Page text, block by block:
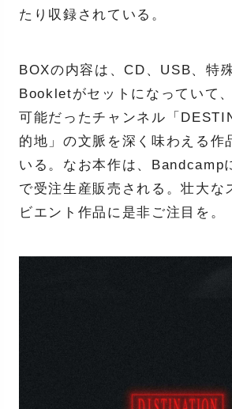
たり収録されている。
BOXの内容は、CD、USB、特
Bookletがセットになっていて
可能だったチャンネル「
的地」の文脈を深く味わえる作
いる。なお本作は、Bandcamp
で受注生産販売される。壮大な
ビエント作品に是非ご注目を。